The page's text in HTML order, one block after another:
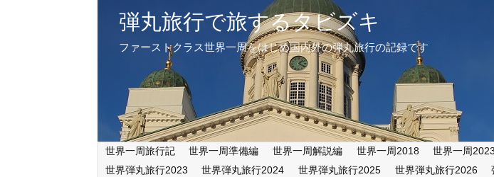
弾丸旅行で旅するタビズキ
ファーストクラス世界一周をはじめ国内外の弾丸旅行の記録です
世界一周旅行記 世界一周準備編 世界一周解説編 世界一周2018 世界一周2023
世界弾丸旅行2023
世界弾丸旅行2024 世界弾丸旅行2025 世界弾丸旅行2026